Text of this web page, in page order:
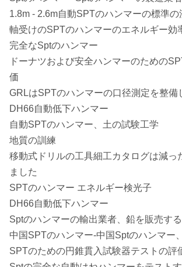
1.8m - 2.6m自動SPTのハンマーの標準の
軸受けのSPTのハンマーのエネルギー効
完全なSptのハンマー
ドーナツおよび安全ハンマーのための
価
GRLはSPTのハンマーの口径測定を整備
DH66自動低下ハンマー
自動SPTのハンマー、土の試験工学
地質の訓練
移動式ドリルの工具細工カタログは減っ
ました
SPTのハンマー エネルギー検光子
DH66自動低下ハンマー
Sptのハンマーの輸出業者、鉛を販売す
中国SPTのハンマー-中国Sptのハンマー
SPTのための円錐貫入試験器テストの評